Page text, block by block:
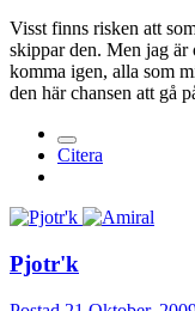
Visst finns risken att
skippar den. Men jag
komma igen, alla som
den här chansen att gå
Citera
Pjotr'k